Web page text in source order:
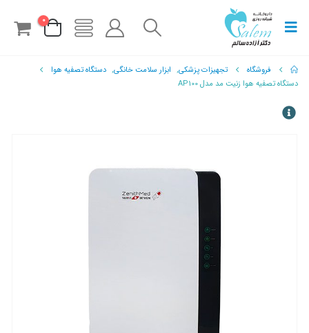
0
فروشگاه تجهیزات پزشکی, ابزار سلامت خانگی, دستگاه تصفیه هوا
دستگاه تصفیه هوا زنیت مد مدل AP100